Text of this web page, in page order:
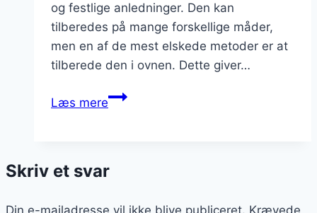
og festlige anledninger. Den kan
tilberedes på mange forskellige måder,
men en af de mest elskede metoder er at
tilberede den i ovnen. Dette giver…
Læs mereSvinemørbrad
peber
Skriv et svar